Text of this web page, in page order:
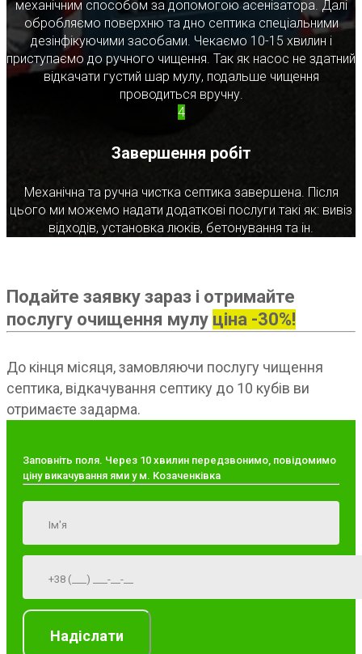
механічним способом за допомогою асенізатора. Далі
обробляємо поверхню та дно септика спеціальними
дезінфікуючими засобами. Чекаємо 10-15 хвилин і
приступаємо до ручного чищення. Так як насос не здатний
відкачати густий шар мулу, подальше чищення
проводиться вручну.
4
Завершення робіт
Механічна та ручна чистка септика завершена. Після
цього ми можемо надати додаткові послуги такі як: вивіз
відходів, установка люків, бетонування та ін.
Подайте заявку зараз і отримайте
послугу очищення мулу ціна -30%!
До кінця місяця, замовляючи послугу чищення
септика, відкачування септику до 10 кубів ви
отримаєте задарма.
Заповніть поля. Через 10 хвилин передзвонимо, повідомимо
ціну викачування ями у м. Козаченківка